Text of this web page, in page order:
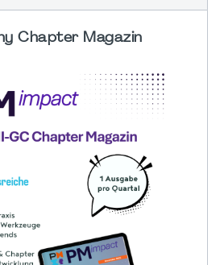
Chapter Magazin